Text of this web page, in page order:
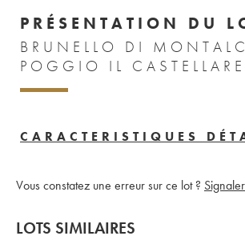
PRÉSENTATION DU
BRUNELLO DI
POGGIO IL
CARACTERISTIQUES
Vous constatez une erreur sur ce lot ? Signaler
LOTS SIMILAIRES